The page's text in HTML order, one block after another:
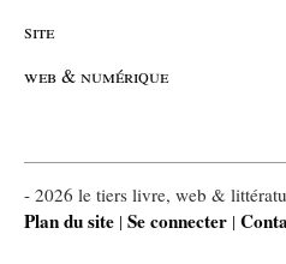
site
web & numérique
- 2026 le tiers livre, web &
Plan du site | Se connecter |